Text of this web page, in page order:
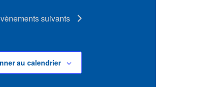
suivants
au calendrier